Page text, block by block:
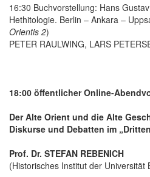
16:30 Buchvorstellung: Hans
Hethitologie. Berlin – Ankara –
Orientis 2)
PETER RAULWING, LARS
18:00 öffentlicher Online-
Der Alte Orient und die Alte
Diskurse und Debatten im
Prof. Dr. STEFAN REBENICH
(Historisches Institut der Universität